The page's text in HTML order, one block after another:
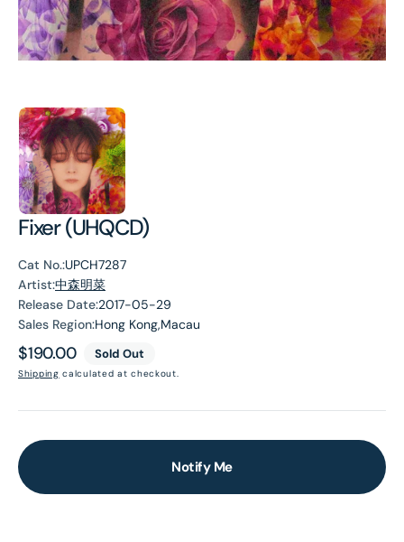
Fixer (UHQCD)
Cat No.:UPCH7287
Artist:中森明菜
Release Date:2017-05-29
Sales Region:Hong Kong,Macau
Regular
price
$190.00 Sold Out
Shipping calculated at checkout.
Notify Me